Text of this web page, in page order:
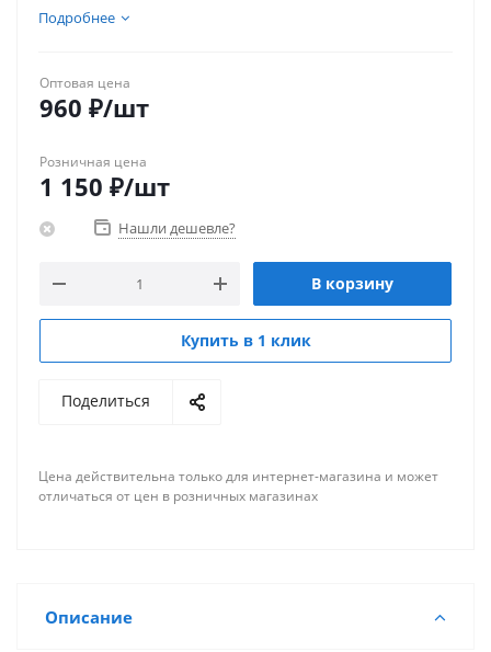
Подробнее
Оптовая цена
960 ₽/шт
Розничная цена
1 150 ₽/шт
Нашли дешевле?
В корзину
Купить в 1 клик
Поделиться
Цена действительна только для интернет-магазина и может
отличаться от цен в розничных магазинах
Описание